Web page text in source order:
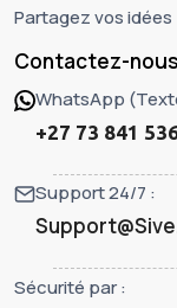
Partagez vos idées
Contactez-nous
WhatsApp
+27 73 841
Support 24/7 :
Sécurité par :